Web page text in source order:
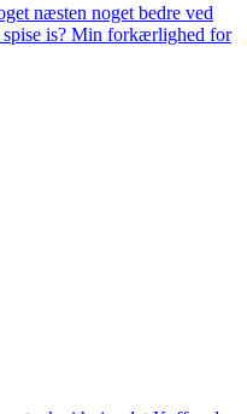
næsten noget bedre ved
spise is? Min forkærlighed for